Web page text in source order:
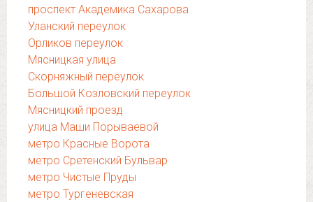
проспект Академика Сахарова
Уланский переулок
Орликов переулок
Мясницкая улица
Скорняжный переулок
Большой Козловский переулок
Мясницкий проезд
улица Маши Порываевой
метро Красные Ворота
метро Сретенский Бульвар
метро Чистые Пруды
метро Тургеневская